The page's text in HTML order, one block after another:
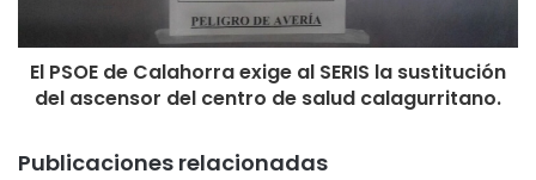
El PSOE de Calahorra exige al SERIS la sustitución
del ascensor del centro de salud calagurritano.
Publicaciones relacionadas